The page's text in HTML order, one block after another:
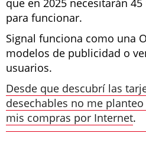
que en 2025 necesitarán
para funcionar.
Signal funciona como una
modelos de publicidad o
usuarios.
Desde que descubrí las
desechables no me
mis compras por Internet.